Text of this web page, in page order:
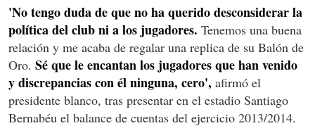
'No tengo duda de que no ha querido desconsiderar la
política del club ni a los jugadores. Tenemos una buena
relación y me acaba de regalar una replica de su Balón de
Oro. Sé que le encantan los jugadores que han venido
y discrepancias con él ninguna, cero', afirmó el
presidente blanco, tras presentar en el estadio Santiago
Bernabéu el balance de cuentas del ejercicio 2013/2014.